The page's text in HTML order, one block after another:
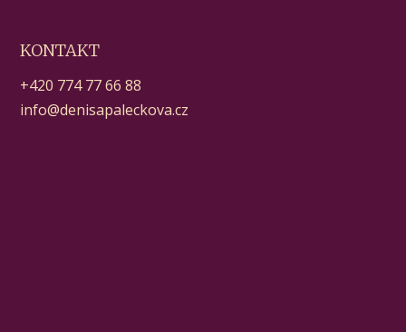
KONTAKT
+420 774 77 66 88
info@denisapaleckova.cz